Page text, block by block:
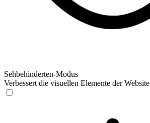
Sehbehinderten-Modus
Verbessert die visuellen Elemente der Website